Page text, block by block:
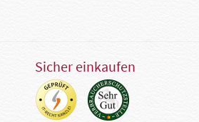
Sicher einkaufen